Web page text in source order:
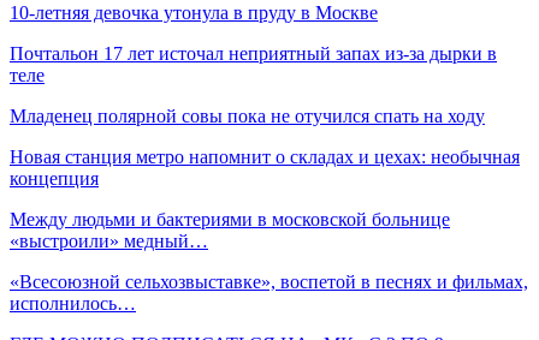
10-летняя девочка утонула в пруду в Москве
Почтальон 17 лет источал неприятный запах из-за дырки в
теле
Младенец полярной совы пока не отучился спать на ходу
Новая станция метро напомнит о складах и цехах: необычная
концепция
Между людьми и бактериями в московской больнице
«выстроили» медный…
«Всесоюзной сельхозвыставке», воспетой в песнях и фильмах,
исполнилось…